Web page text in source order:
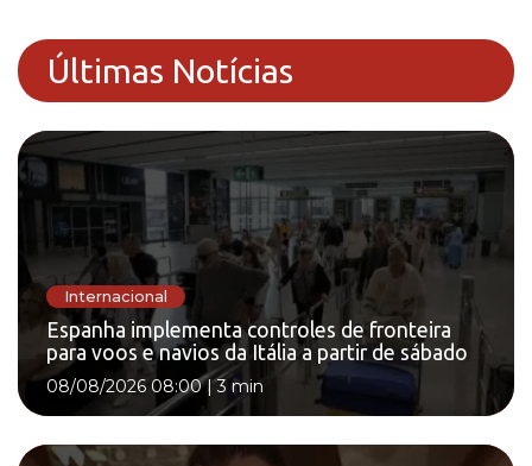
Últimas Notícias
Internacional
Espanha implementa controles de fronteira
para voos e navios da Itália a partir de sábado
08/08/2026 08:00|3 min